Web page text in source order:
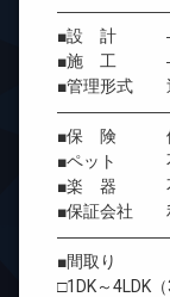
■設 計
■施 工
■管理形式
■保 険 借家
■ペット
■楽 器
■保証会社
■間取り
□1DK～4LDK